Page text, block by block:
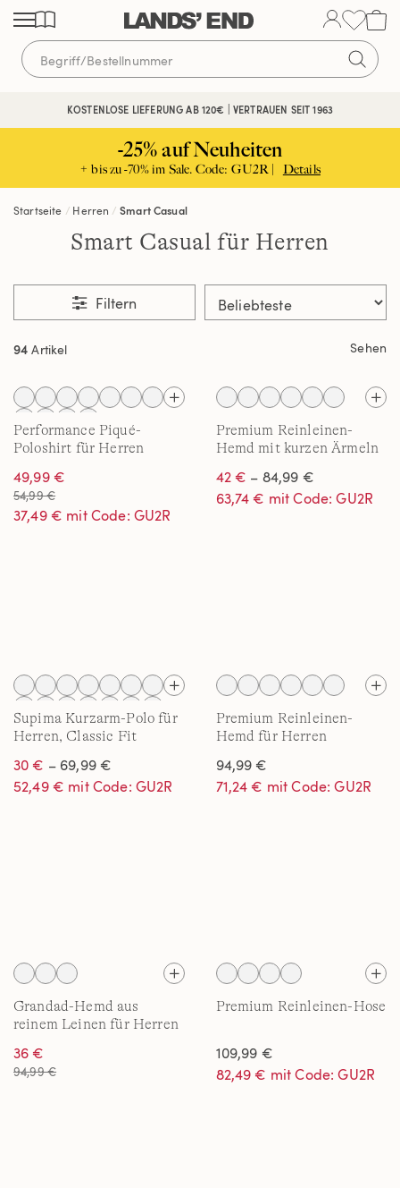
Direkt
zum
Inhalt
Direkt
zur
Navigation
Direkt
zur
Suche
KOSTENLOSE LIEFERUNG AB 120€ | VERTRAUEN SEIT 1963
-25% auf Neuheiten
+ bis zu -70% im Sale. Code: GU2R | Details
Startseite Herren Smart Casual
Smart Casual für Herren
Filtern
94 Artikel Sehen
Performance Piqué-
Poloshirt für Herren
49,99 €
54,99 €
37,49 € mit Code: GU2R
Premium Reinleinen-
Hemd mit kurzen Ärmeln
42 € – 84,99 €
63,74 € mit Code: GU2R
Supima Kurzarm-Polo für
Herren, Classic Fit
30 € – 69,99 €
52,49 € mit Code: GU2R
Premium Reinleinen-
Hemd für Herren
94,99 €
71,24 € mit Code: GU2R
Grandad-Hemd aus
reinem Leinen für Herren
36 €
94,99 €
Premium Reinleinen-Hose
109,99 €
82,49 € mit Code: GU2R